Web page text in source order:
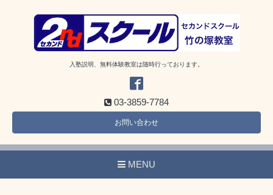
入塾説明、無料体験教室は随時行っております。
03-3859-7784
お問い合わせ
MENU